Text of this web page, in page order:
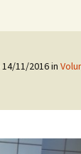
14/11/2016in